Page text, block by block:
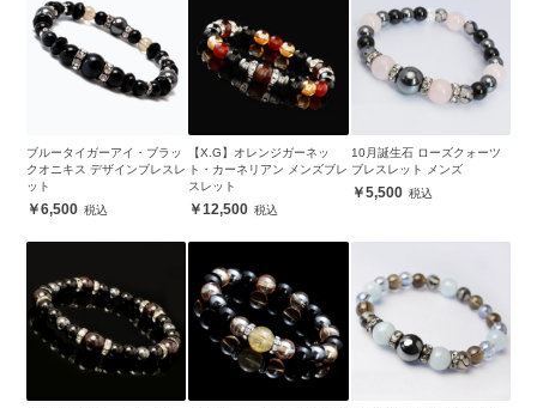
ブルータイガーアイ・ブラッ
クオニキス デザインブレスレ
ット
6,500
【X.G】オレンジガーネッ
ト・カーネリアン メンズブレ
スレット
12,500
10月誕生石 ローズクォーツ
ブレスレット メンズ
5,500